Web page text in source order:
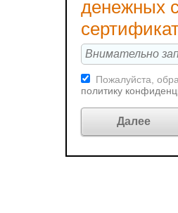
денежных
Пожалуйста,
политику